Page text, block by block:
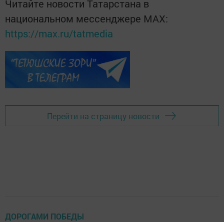
Читайте новости Татарстана в
национальном мессенджере MАХ:
https://max.ru/tatmedia
Перейти на страницу новости
ДОРОГАМИ ПОБЕДЫ